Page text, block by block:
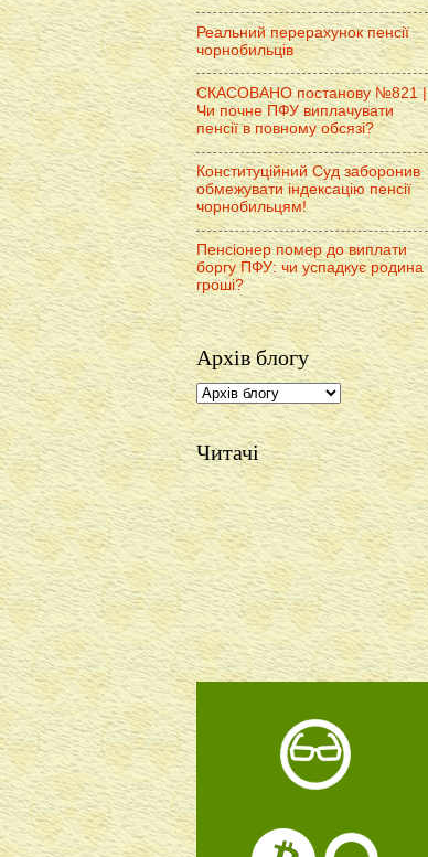
Реальний перерахунок пенсії
чорнобильців
СКАСОВАНО постанову №821 |
Чи почне ПФУ виплачувати
пенсії в повному обсязі?
Конституційний Суд заборонив
обмежувати індексацію пенсії
чорнобильцям!
Пенсіонер помер до виплати
боргу ПФУ: чи успадкує родина
гроші?
Архів блогу
Читачі